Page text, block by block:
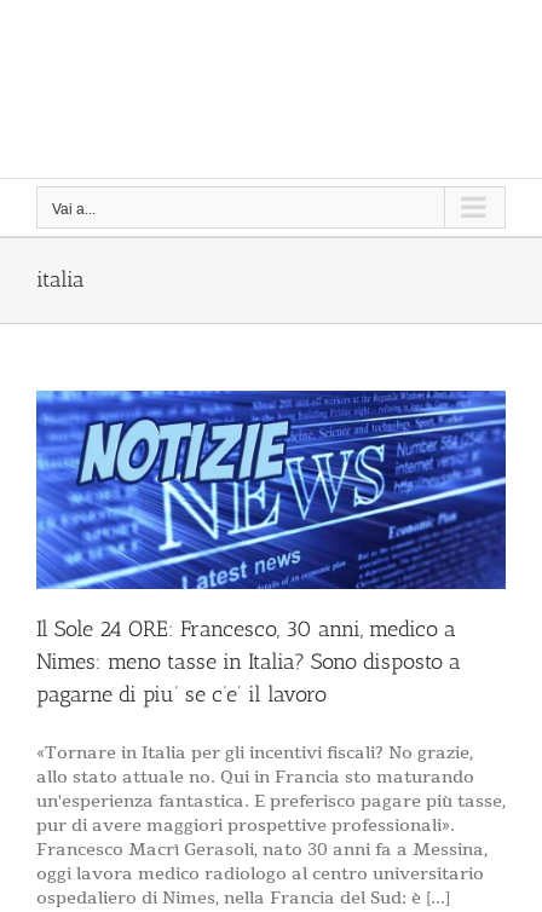
Vai a...
italia
Il Sole 24 ORE: Francesco, 30 anni, medico a
Nimes: meno tasse in Italia? Sono disposto a
pagarne di piu’ se c’e’ il lavoro
«Tornare in Italia per gli incentivi fiscali? No grazie,
allo stato attuale no. Qui in Francia sto maturando
un'esperienza fantastica. E preferisco pagare più tasse,
pur di avere maggiori prospettive professionali».
Francesco Macrì Gerasoli, nato 30 anni fa a Messina,
oggi lavora medico radiologo al centro universitario
ospedaliero di Nimes, nella Francia del Sud: è [...]